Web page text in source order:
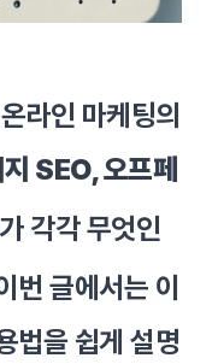
라인 마케팅의
SEO, 오프페
가 각각 무엇인
번 글에서는 이
법을 쉽게 설명